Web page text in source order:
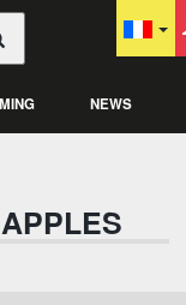
NEWS